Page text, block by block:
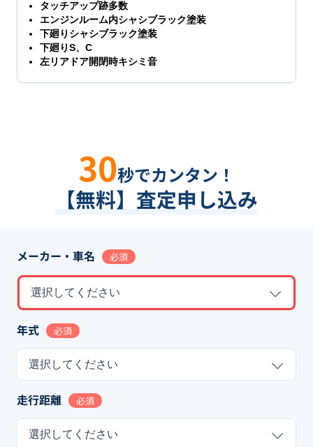
タッチアップ跡多数
エンジンルーム内シャシブラック塗装
下廻りシャシブラック塗装
下廻りS、C
左リアドア開閉時キシミ音
30秒でカンタン！
【無料】査定申し込み
メーカー・車名 必須
選択してください
年式 必須
選択してください
走行距離 必須
選択してください